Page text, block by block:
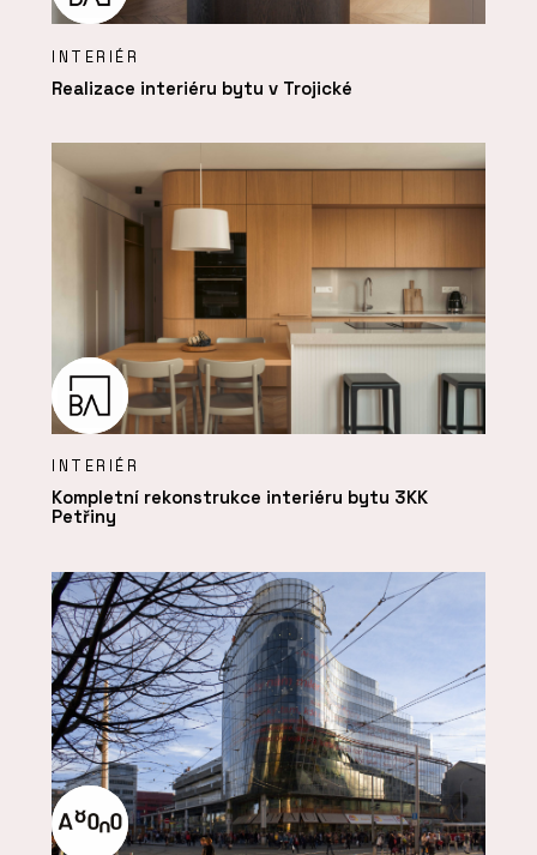
INTERIÉR
Realizace interiéru bytu v Trojické
INTERIÉR
Kompletní rekonstrukce interiéru bytu 3KK
Petřiny